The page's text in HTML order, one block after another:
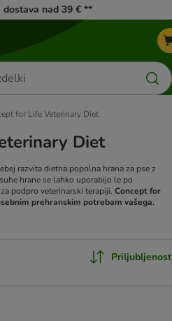
dostava nad 39 € **
for Life Veterinary Diet
Diet
razvita dietna popolna hrana za pse z
hrane se lahko uporabijo le po
podpro veterinarski terapiji. Concept for
prehranskim potrebam vašega.
Priljubljenost